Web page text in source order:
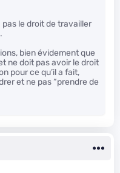
pas le droit de travailler
bien évidement que
ne doit pas avoir le droit
pour ce qu’il a fait,
et ne pas “prendre de